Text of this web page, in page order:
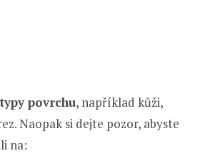
typy povrchu, například kůži,
Naopak si dejte pozor, abyste
na: